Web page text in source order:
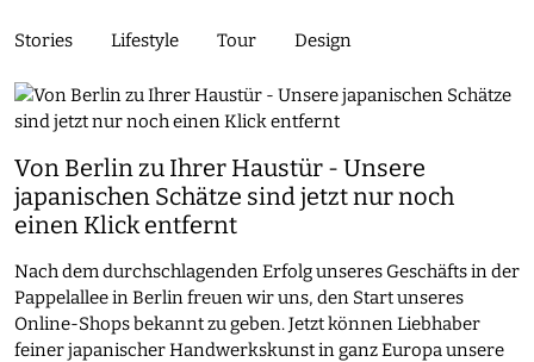
Stories Lifestyle Tour Design
Von Berlin zu Ihrer Haustür - Unsere
japanischen Schätze sind jetzt nur noch
einen Klick entfernt
Nach dem durchschlagenden Erfolg unseres Geschäfts in der
Pappelallee in Berlin freuen wir uns, den Start unseres
Online-Shops bekannt zu geben. Jetzt können Liebhaber
feiner japanischer Handwerkskunst in ganz Europa unsere